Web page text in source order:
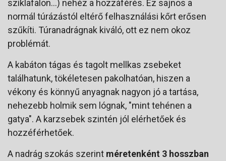
sziklafalon...) nehéz a hozzáférés. Ez sajnos a
normál túrázástól eltérő felhasználási kőrt erősen
szűkíti. Túranadrágnak kiváló, ott ez nem okoz
problémát.
A kabáton tágas és tagolt mellkas zsebeket
találhatunk, tökéletesen pakolhatóan, hiszen a
vékony és könnyű anyagnak nagyon jó a tartása,
nehezebb holmik sem lógnak, "mint tehénen a
gatya". A karzsebek szintén jól elérhetőek és
hozzéférhetőek.
A nadrág szokás szerint méretenként 3 hosszban